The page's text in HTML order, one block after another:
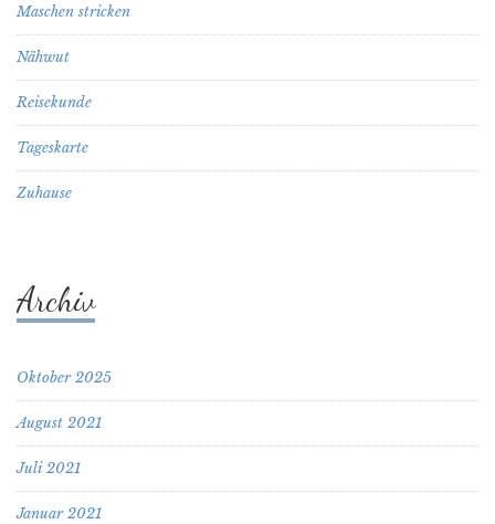
Maschen stricken
Nähwut
Reisekunde
Tageskarte
Zuhause
Archiv
Oktober 2025
August 2021
Juli 2021
Januar 2021